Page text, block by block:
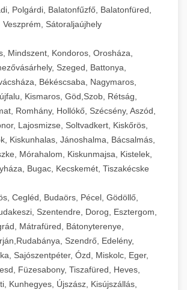
Polgárdi, Balatonfűzfő, Balatonfüred,
Veszprém, Sátoraljaújhely
Mindszent, Kondoros, Orosháza,
Szeged, Battonya,
Békéscsaba, Nagymaros,
Kismaros, Göd,Szob, Rétság,
Romhány, Hollókő, Szécsény, Aszód,
Lajosmizse, Soltvadkert, Kiskőrös,
Kiskunhalas, Jánoshalma, Bácsalmás,
Mórahalom, Kiskunmajsa, Kistelek,
Bugac, Kecskemét, Tiszakécske
Cegléd, Budaörs, Pécel, Gödöllő,
Szentendre, Dorog, Esztergom,
Mátrafüred, Bátonyterenye,
Szendrő, Edelény,
Sajószentpéter, Ózd, Miskolc, Eger,
Füzesabony, Tiszafüred, Heves,
Kunhegyes, Újszász, Kisújszállás,